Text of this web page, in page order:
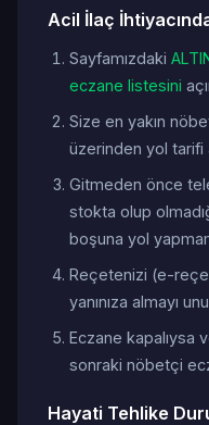
Acil İlaç
Sayfamızdaki
eczane listesini
Size en yakın
üzerinden yol tarifi
Gitmeden önce
stokta olup
boşuna yol
Reçetenizi (e-
yanınıza almayı
Eczane kapalıysa
sonraki nöbetçi
Hayati Tehlike